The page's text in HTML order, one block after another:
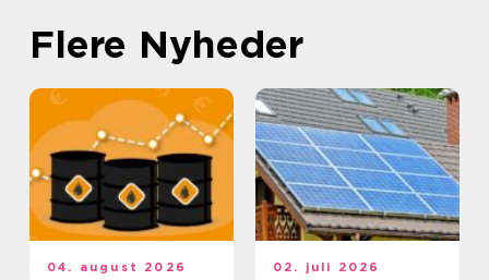
Flere Nyheder
04. august 2026 02. juli 2026